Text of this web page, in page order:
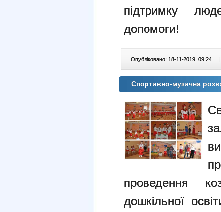
підтримку
допомоги!
Опубліковано: 18-11-2019, 09:24 |
Спортивно-музична
проведення
дошкільної